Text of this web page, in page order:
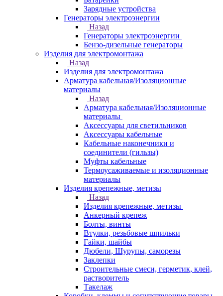
Зарядные устройства
Генераторы электроэнергии
Назад
Генераторы электроэнергии
Бензо-дизельные генераторы
Изделия для электромонтажа
Назад
Изделия для электромонтажа
Арматура кабельная/Изоляционные
материалы
Назад
Арматура кабельная/Изоляционные
материалы
Аксессуары для светильников
Аксессуары кабельные
Кабельные наконечники и
соединители (гильзы)
Муфты кабельные
Термоусаживаемые и изоляционные
материалы
Изделия крепежные, метизы
Назад
Изделия крепежные, метизы
Анкерный крепеж
Болты, винты
Втулки, резьбовые шпильки
Гайки, шайбы
Дюбели, Шурупы, саморезы
Заклепки
Строительные смеси, герметик, клей,
растворитель
Такелаж